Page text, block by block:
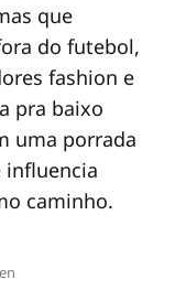
que
do futebol,
fashion e
pra baixo
uma porrada
influencia
caminho.